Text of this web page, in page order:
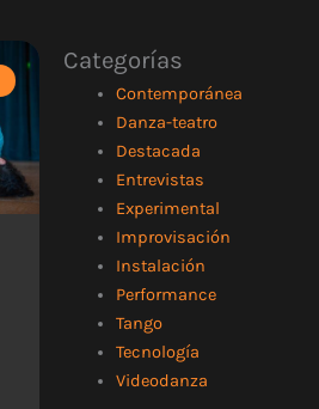
Categorías
Contemporánea
Danza-teatro
Destacada
Entrevistas
Experimental
Improvisación
Instalación
Performance
Tango
Tecnología
Videodanza